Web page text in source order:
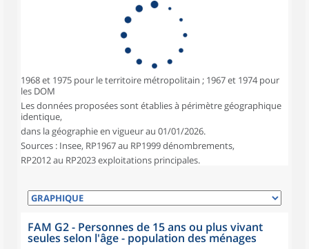
1968 et 1975 pour le territoire métropolitain ; 1967 et 1974 pour
les DOM
Les données proposées sont établies à périmètre géographique
identique,
dans la géographie en vigueur au 01/01/2026.
Sources : Insee, RP1967 au RP1999 dénombrements,
RP2012 au RP2023 exploitations principales.
FAM G2 - Personnes de 15 ans ou plus vivant
seules selon l'âge - population des ménages